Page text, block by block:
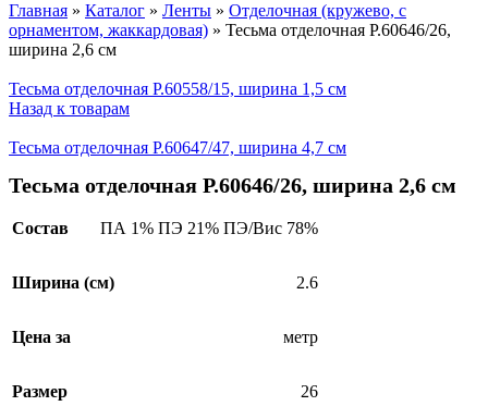
Главная » Каталог » Ленты » Отделочная (кружево, с
орнаментом, жаккардовая) » Тесьма отделочная Р.60646/26,
ширина 2,6 см
Тесьма отделочная Р.60558/15, ширина 1,5 см
Назад к товарам
Тесьма отделочная Р.60647/47, ширина 4,7 см
Тесьма отделочная Р.60646/26, ширина 2,6 см
Состав ПА 1% ПЭ 21% ПЭ/Вис 78%
Ширина (см) 2.6
Цена за метр
Размер 26